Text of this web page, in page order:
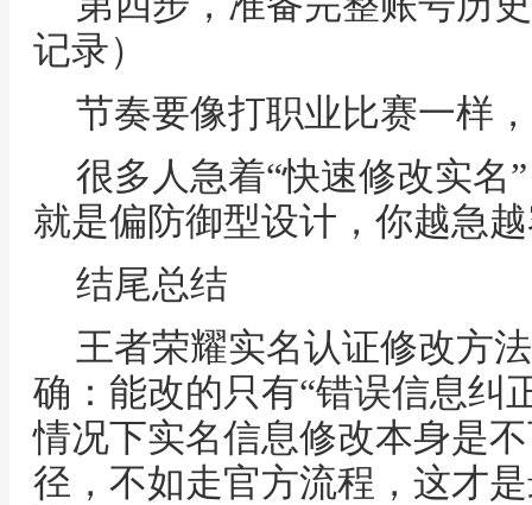
记录）
节奏要像打职业比赛一样
很多人急着“快速修改实名
就是偏防御型设计，你越急
结尾总结
王者荣耀实名认证修改方
确：能改的只有“错误信息纠
情况下实名信息修改本身是
径，不如走官方流程，这才